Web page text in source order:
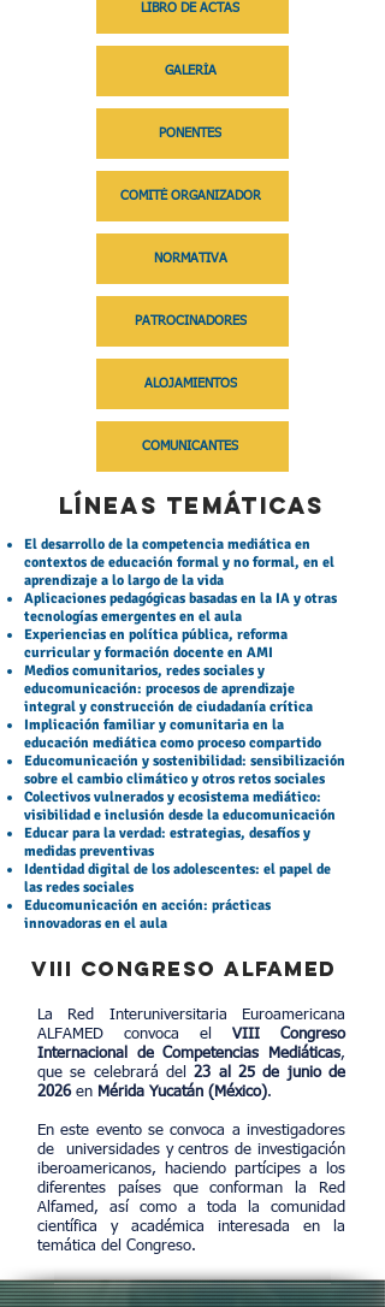
LIBRO DE ACTAS
GALERÍA
PONENTES
COMITÉ ORGANIZADOR
NORMATIVA
PATROCINADORES
ALOJAMIENTOS
COMUNICANTES
LÍNEAS TEMÁTICAS
El desarrollo de la competencia mediática en
contextos de educación formal y no formal, en el
aprendizaje a lo largo de la vida
Aplicaciones pedagógicas basadas en la IA y otras
tecnologías emergentes en el aula
Experiencias en política pública, reforma
curricular y formación docente en AMI
Medios comunitarios, redes sociales y
educomunicación: procesos de aprendizaje
integral y construcción de ciudadanía crítica
Implicación familiar y comunitaria en la
educación mediática como proceso compartido
Educomunicación y sostenibilidad: sensibilización
sobre el cambio climático y otros retos sociales
Colectivos vulnerados y ecosistema mediático:
visibilidad e inclusión desde la educomunicación
Educar para la verdad: estrategias, desafíos y
medidas preventivas
Identidad digital de los adolescentes: el papel de
las redes sociales
Educomunicación en acción: prácticas
innovadoras en el aula
VIiI CONGRESO ALFAMED
La
Red Interuniversitaria Euroamericana
ALFAMED convoca el VIII Congreso
Internacional de Competencias Mediáticas,
que se celebrará del23 al 25 de junio de
2026 en Mérida Yucatán (México).
En este evento se convoca a investigadores
de universidades y centros de investigación
iberoamericanos, haciendo partícipes a los
diferentes países que conforman la Red
Alfamed, así como a toda la comunidad
científica y académica interesada en la
temática del Congreso.